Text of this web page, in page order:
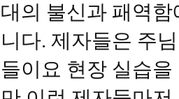
대의 불신과 패역
니다. 제자들은 주
들이요 현장 실습